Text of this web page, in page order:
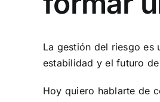
La gestión del riesgo es
estabilidad y el futuro
Hoy quiero hablarte de